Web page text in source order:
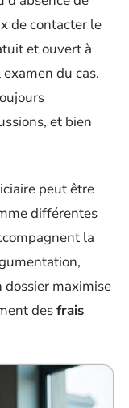
de contacter le
et ouvert à
du cas.
et bien
peut être
différentes
la
dossier maximise
desfrais